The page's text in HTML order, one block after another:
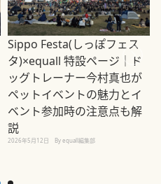
Sippo Festa(しっぽフェス
タ)×equall 特設ページ｜ド
ッグトレーナー今村真也が
ペットイベントの魅力とイ
ベント参加時の注意点も解
説
2026年5月12日 By equall編集部